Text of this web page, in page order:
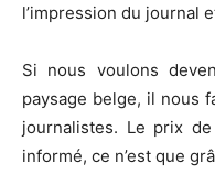
l’impression du journal
Si nous voulons
paysage belge, il nous
journalistes. Le prix
informé, ce n’est que